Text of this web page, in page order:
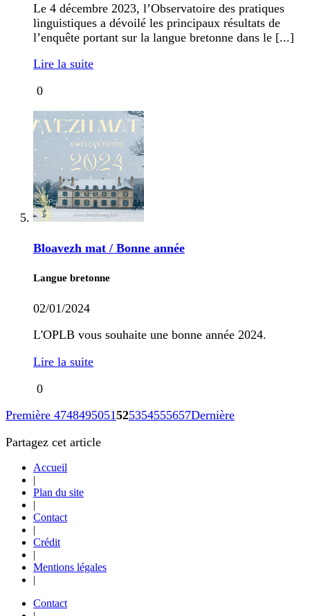
Le 4 décembre 2023, l’Observatoire des pratiques
linguistiques a dévoilé les principaux résultats de
l’enquête portant sur la langue bretonne dans le [...]
Lire la suite
0
Bloavezh mat / Bonne année
Langue bretonne
02/01/2024
L'OPLB vous souhaite une bonne année 2024.
Lire la suite
0
Première 4748495051525354555657Dernière
Partagez cet article
Accueil
|
Plan du site
|
Contact
|
Crédit
|
Mentions légales
|
Contact